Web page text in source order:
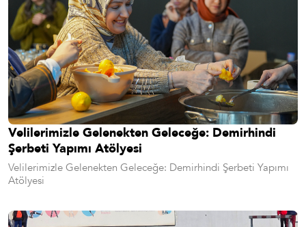
Velilerimizle Gelenekten Geleceğe: Demirhindi
Şerbeti Yapımı Atölyesi
Velilerimizle Gelenekten Geleceğe: Demirhindi Şerbeti Yapımı
Atölyesi